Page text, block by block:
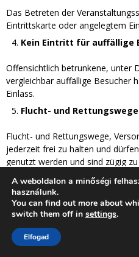
Das Betreten der
Eintrittskarte oder angelegtem
Kein Eintritt für auffällige
Offensichtlich betrunkene, unter
vergleichbar auffällige Besucher
Einlass.
Flucht- und
Flucht- und Rettungswege,
jederzeit frei zu halten und
genutzt werden und sind zügig
Verbot von Tieren
Das Mitführen von Tieren in der
Ausschluss von der
Die Nichtbefolgung der
A weboldalon a minőségi
használunk.
You can find out more about
switch them off in settings.
Elfogad